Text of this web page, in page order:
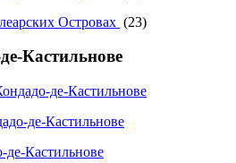
Островах (23)
Кастильнове
де-Кастильнове
де-Кастильнове
де-Кастильнове